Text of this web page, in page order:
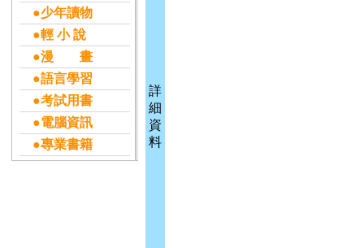
●少年讀物
●輕 小 說
●漫 畫
●語言學習
●考試用書
●電腦資訊
●專業書籍
詳
細
資
料